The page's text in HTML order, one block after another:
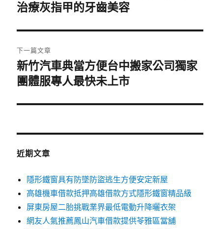
導
覽
一
文
章:
治療灰指甲的牙齒美容
下一篇文章
下
一
文
新竹汽車典當方便台中搬家公司獨家
團體服專人最快未上市
近期文章
隱形鐵窗具有防墜防盜逃生方便安定新屋
高雄機車借款抵押高雄借款方式隱形鐵窗精品級
屏東房屋二胎挑戰業界最低電動升降曬衣架
網友人氣推薦鳳山汽車借款提供苓雅區當舖